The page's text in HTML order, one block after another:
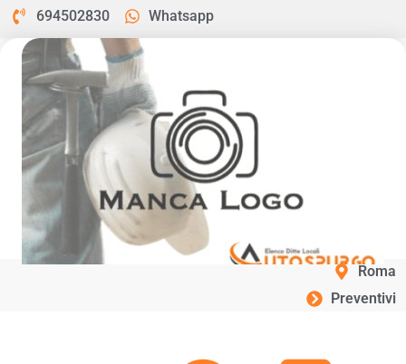
694502830 Whatsapp
Roma
Preventivi